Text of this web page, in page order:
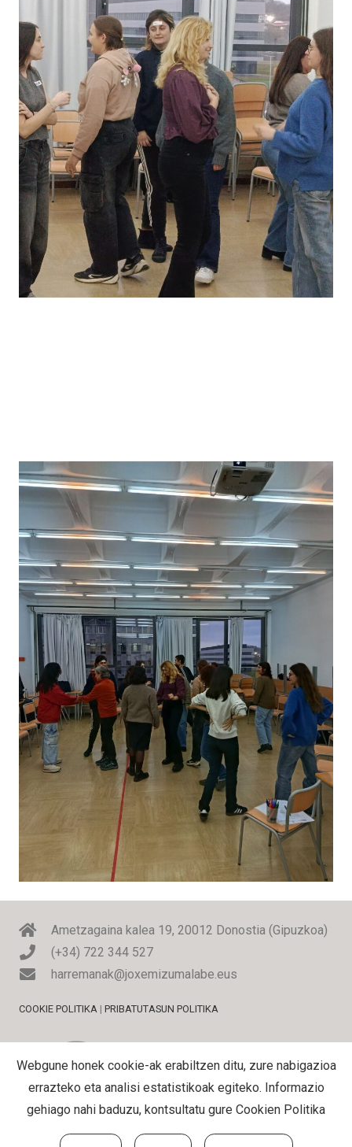
Ametzagaina kalea 19, 20012 Donostia (Gipuzkoa)
(+34) 722 344 527
harremanak@joxemizumalabe.eus
COOKIE POLITIKA | PRIBATUTASUN POLITIKA
Webgune honek cookie-ak erabiltzen ditu, zure nabigazioa
errazteko eta analisi estatistikoak egiteko. Informazio
gehiago nahi baduzu, kontsultatu gure Cookien Politika